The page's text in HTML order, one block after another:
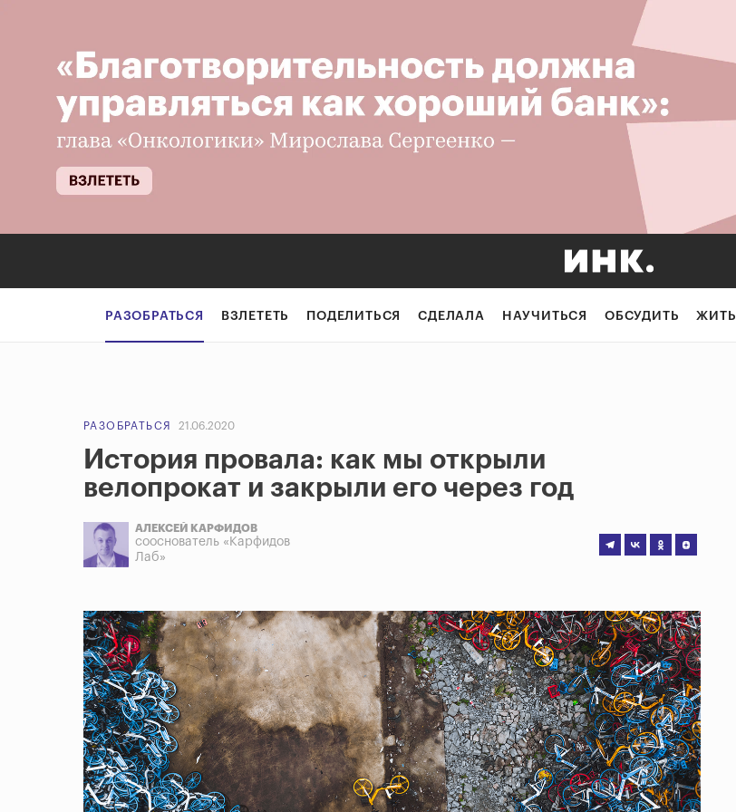
РАЗОБРАТЬСЯ ВЗЛЕТЕТЬ ПОДЕЛИТЬСЯ СДЕЛАЛА НАУЧИТЬСЯ ОБСУДИТЬ ЖИТЬ
РАЗОБРАТЬСЯ 21.06.2020
История провала: как мы открыли
велопрокат и закрыли его через год
АЛЕКСЕЙ КАРФИДОВ
сооснователь «Карфидов
Лаб»